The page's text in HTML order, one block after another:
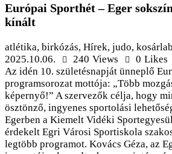
Európai Sporthét – Eger
kínált
atlétika, birkózás, Hírek, judo,
2025.10.06.
240 Views 0 Likes
Az idén 10. születésnapját ünneplő
programsorozat mottója: „Több
képernyő!” A szervezők célja, hogy
ösztönző, ingyenes sportolási
Egerben a Kiemelt Vidéki
érdekelt Egri Városi Sportiskola
legtöbb programot. Kovács Géza, az